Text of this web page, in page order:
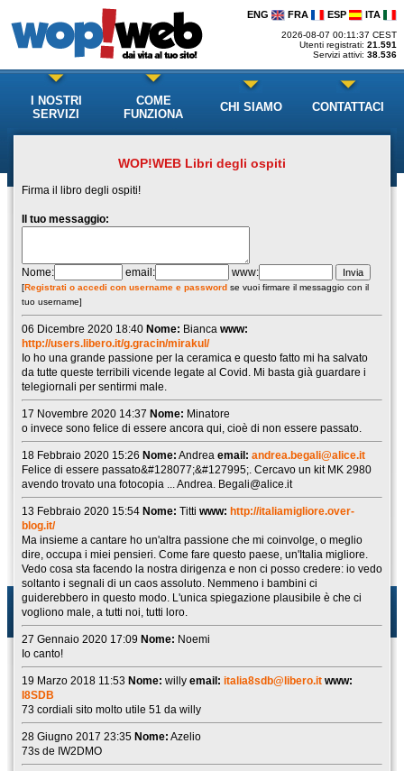
ENG FRA ESP ITA
2026-08-07 00:11:37 CEST
Utenti registrati: 21.591
Servizi attivi: 38.536
I NOSTRI
SERVIZI
COME
FUNZIONA
CHI SIAMO CONTATTACI
WOP!WEB Libri degli ospiti
Firma il libro degli ospiti!
Il tuo messaggio:
Nome: email: www:
[Registrati o accedi con username e password se vuoi firmare il messaggio con il
tuo username]
06 Dicembre 2020 18:40 Nome: Bianca www:
http://users.libero.it/g.gracin/mirakul/
Io ho una grande passione per la ceramica e questo fatto mi ha salvato
da tutte queste terribili vicende legate al Covid. Mi basta già guardare i
telegiornali per sentirmi male.
17 Novembre 2020 14:37 Nome: Minatore
o invece sono felice di essere ancora qui, cioè di non essere passato.
18 Febbraio 2020 15:26 Nome: Andrea email: andrea.begali@alice.it
Felice di essere passato&#128077;&#127995;. Cercavo un kit MK 2980
avendo trovato una fotocopia ... Andrea. Begali@alice.it
13 Febbraio 2020 15:54 Nome: Titti www: http://italiamigliore.over-
blog.it/
Ma insieme a cantare ho un'altra passione che mi coinvolge, o meglio
dire, occupa i miei pensieri. Come fare questo paese, un'Italia migliore.
Vedo cosa sta facendo la nostra dirigenza e non ci posso credere: io vedo
soltanto i segnali di un caos assoluto. Nemmeno i bambini ci
guiderebbero in questo modo. L'unica spiegazione plausibile è che ci
vogliono male, a tutti noi, tutti loro.
27 Gennaio 2020 17:09 Nome: Noemi
Io canto!
19 Marzo 2018 11:53 Nome: willy email: italia8sdb@libero.it www:
I8SDB
73 cordiali sito molto utile 51 da willy
28 Giugno 2017 23:35 Nome: Azelio
73s de IW2DMO